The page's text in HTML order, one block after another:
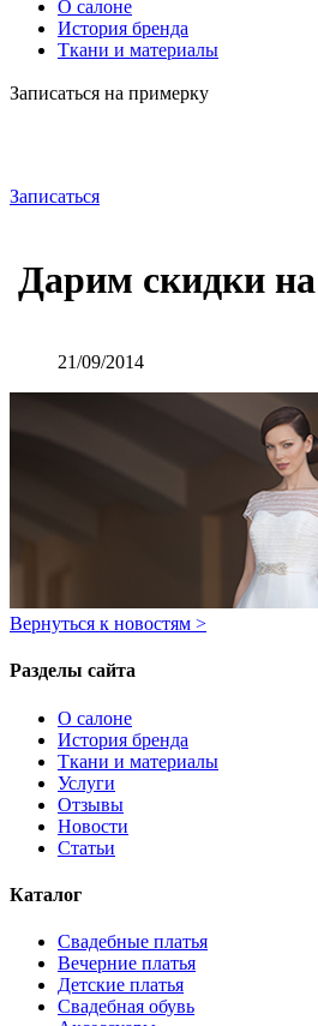
О салоне
История бренда
Ткани и материалы
Записаться на примерку
Записаться
Дарим скидки на
21/09/2014
Вернуться к новостям >
Разделы сайта
О салоне
История бренда
Ткани и материалы
Услуги
Отзывы
Новости
Статьи
Каталог
Свадебные платья
Вечерние платья
Детские платья
Свадебная обувь